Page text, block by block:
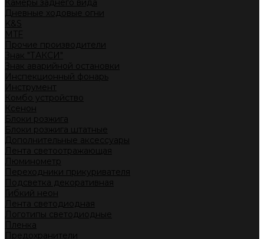
Камеры заднего вида
Дневные ходовые огни
K&S
MTF
Прочие производители
Знак "ТАКСИ"
Знак аварийной остановки
Инспекционный фонарь
Инструмент
Комбо устройство
Ксенон
Блоки розжига
Блоки розжига штатные
Дополнительные аксессуары
Лента светоотражающая
Люминометр
Переходники прикуривателя
Подсветка декоративная
Гибкий неон
Лента светодиодная
Логотипы светодиодные
Пленка
Предохранители